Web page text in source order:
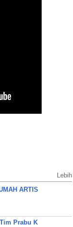
Lebih
ARTIS
Prabu K